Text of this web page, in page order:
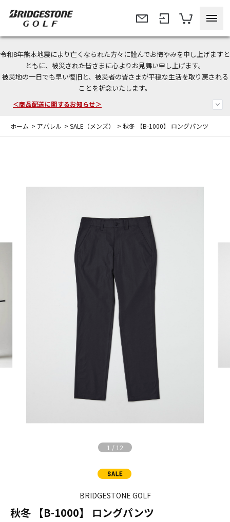
令和8年熊本地震により亡くなられた方々に謹んでお悔やみを申し上げますと
ともに、被災された皆さまに心よりお見舞い申し上げます。
被災地の一日でも早い復旧と、被災者の皆さまが平穏な生活を取り戻される
ことを祈念いたします。
今なら新規会員登録で1,000円OFFクーポンプレゼント！
＜商品配送に関するお知らせ＞
＜夏季休暇中のご注文・発送・お問い合わせ＞
ホーム > アパレル > SALE（メンズ） > 秋冬 【B-1000】 ロングパンツ
1 / 12
BRIDGESTONE GOLF
秋冬 【B-1000】 ロングパンツ